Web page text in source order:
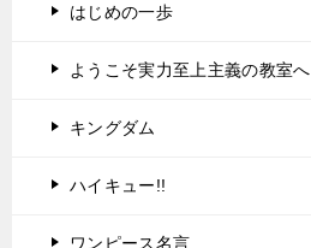
はじめの一歩
ようこそ実力至上主義の教室へ
キングダム
ハイキュー!!
ワンピース名言